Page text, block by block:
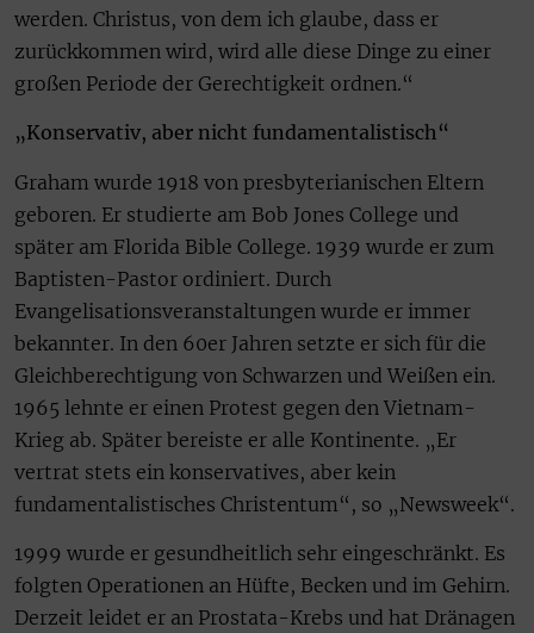
werden. Christus, von dem ich glaube, dass er
zurückkommen wird, wird alle diese Dinge zu einer
großen Periode der Gerechtigkeit ordnen.“
„Konservativ, aber nicht fundamentalistisch“
Graham wurde 1918 von presbyterianischen Eltern
geboren. Er studierte am Bob Jones College und
später am Florida Bible College. 1939 wurde er zum
Baptisten-Pastor ordiniert. Durch
Evangelisationsveranstaltungen wurde er immer
bekannter. In den 60er Jahren setzte er sich für die
Gleichberechtigung von Schwarzen und Weißen ein.
1965 lehnte er einen Protest gegen den Vietnam-
Krieg ab. Später bereiste er alle Kontinente. „Er
vertrat stets ein konservatives, aber kein
fundamentalistisches Christentum“, so „Newsweek“.
1999 wurde er gesundheitlich sehr eingeschränkt. Es
folgten Operationen an Hüfte, Becken und im Gehirn.
Derzeit leidet er an Prostata-Krebs und hat Dränagen